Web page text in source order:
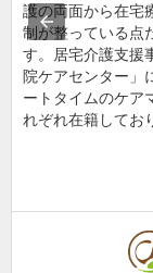
護の両面から在宅
制が整っている点
す。居宅介護支援
院ケアセンター」
ートタイムのケア
れぞれ在籍してお